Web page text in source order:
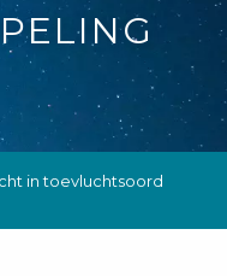
in toevluchtsoord